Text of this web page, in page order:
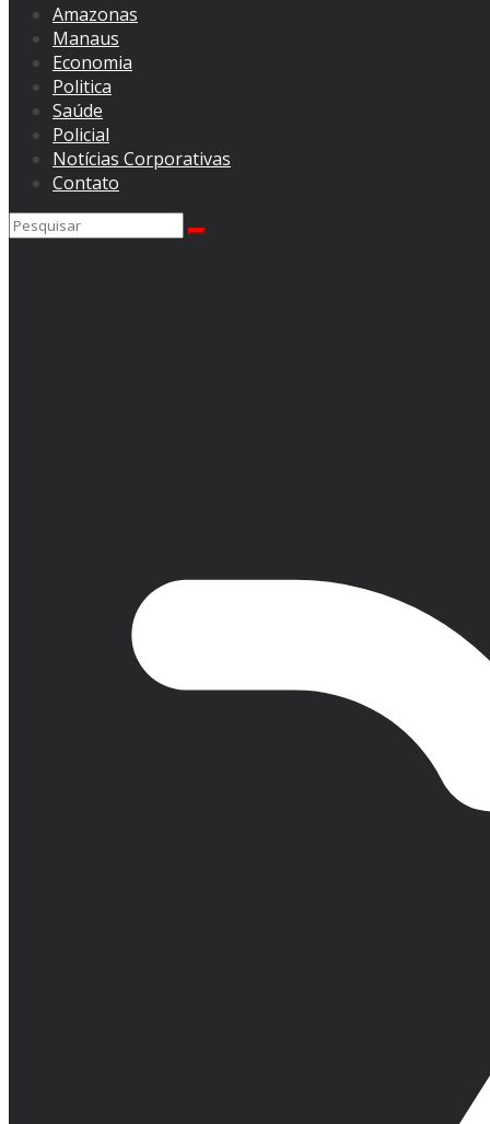
Amazonas
Manaus
Economia
Politica
Saúde
Policial
Notícias Corporativas
Contato